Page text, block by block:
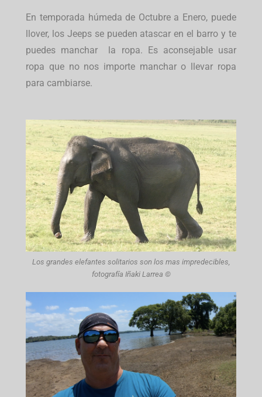
En temporada húmeda de Octubre a Enero, puede
llover, los Jeeps se pueden atascar en el barro y te
puedes manchar la ropa. Es aconsejable usar
ropa que no nos importe manchar o llevar ropa
para cambiarse.
Los grandes elefantes solitarios son los mas impredecibles,
fotografía Iñaki Larrea ©